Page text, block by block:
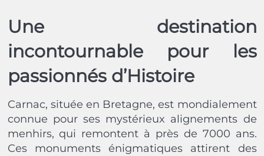
Une destination
incontournable pour les
passionnés d’Histoire
Carnac, située en Bretagne, est mondialement
connue pour ses mystérieux alignements de
menhirs, qui remontent à près de 7000 ans.
Ces monuments énigmatiques attirent des